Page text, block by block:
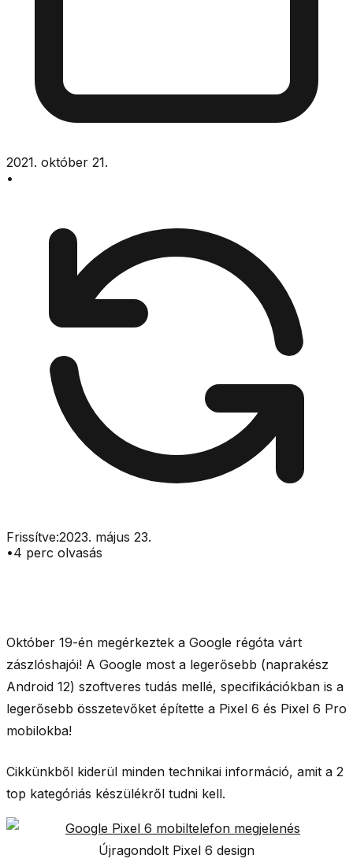
2021. október 21.
•
Frissítve:2023. május 23.
•4 perc olvasás
Október 19-én megérkeztek a Google régóta várt
zászlóshajói! A Google most a legerősebb (naprakész
Android 12) szoftveres tudás mellé, specifikációkban is a
legerősebb összetevőket építette a Pixel 6 és Pixel 6 Pro
mobilokba!
Cikkünkből kiderül minden technikai információ, amit a 2
top kategóriás készülékről tudni kell.
Újragondolt Pixel 6 design